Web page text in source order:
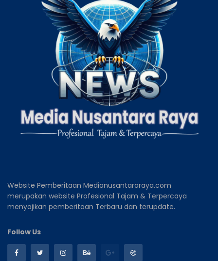
Website Pemberitaan Medianusantararaya.com
merupakan website Profesional Tajam & Terpercaya
menyajikan pemberitaan Terbaru dan terupdate.
Follow Us